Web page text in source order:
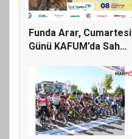
Funda Arar, Cumartesi
Günü KAFUM’da Sahne